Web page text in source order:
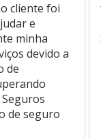
cliente foi
e
minha
devido a
de
de seguro